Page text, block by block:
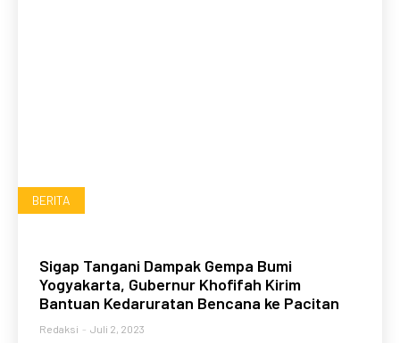
BERITA
Sigap Tangani Dampak Gempa Bumi
Yogyakarta, Gubernur Khofifah Kirim
Bantuan Kedaruratan Bencana ke Pacitan
Redaksi - Juli 2, 2023